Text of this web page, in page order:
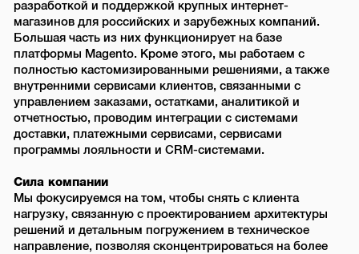
разработкой и поддержкой крупных интернет-
магазинов для российских и зарубежных компаний.
Большая часть из них функционирует на базе
платформы Magento. Кроме этого, мы работаем с
полностью кастомизированными решениями, а также
внутренними сервисами клиентов, связанными с
управлением заказами, остатками, аналитикой и
отчетностью, проводим интеграции с системами
доставки, платежными сервисами, сервисами
программы лояльности и CRM-системами.
Сила компании
Мы фокусируемся на том, чтобы снять с клиента
нагрузку, связанную с проектированием архитектуры
решений и детальным погружением в техническое
направление, позволяя сконцентрироваться на более